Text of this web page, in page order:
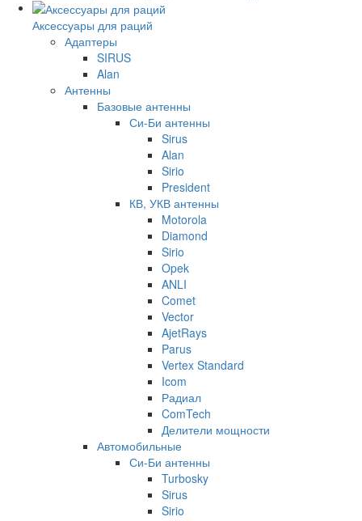
Аксессуары для раций
Адаптеры
SIRUS
Alan
Антенны
Базовые антенны
Си-Би антенны
Sirus
Alan
Sirio
President
КВ, УКВ антенны
Motorola
Diamond
Sirio
Opek
ANLI
Comet
Vector
AjetRays
Parus
Vertex Standard
Icom
Радиал
ComTech
Делители мощности
Автомобильные
Си-Би антенны
Turbosky
Sirus
Sirio